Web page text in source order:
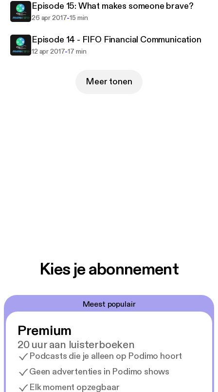
Episode 15: What makes someone brave?
26 apr 2017-15 min
Episode 14 - FIFO Financial Communication
12 apr 2017-17 min
Meer tonen
Kies je abonnement
Meest populair
Premium
20 uur aan luisterboeken
Podcasts die je alleen op Podimo hoort
Geen advertenties in Podimo shows
Elk moment opzegbaar